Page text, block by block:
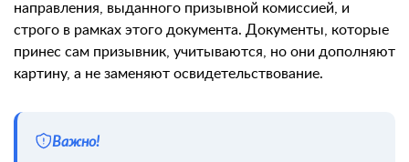
направления, выданного призывной комиссией, и
строго в рамках этого документа. Документы, которые
принес сам призывник, учитываются, но они дополняют
картину, а не заменяют освидетельствование.
Важно!